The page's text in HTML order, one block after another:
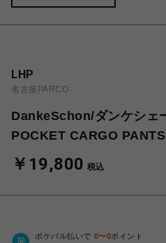
LHP
名古屋PARCO
DankeSchon/ダンケシェ
POCKET CARGO PANTS
￥19,800 税込
ポケパル払いで 0〜0ポイント